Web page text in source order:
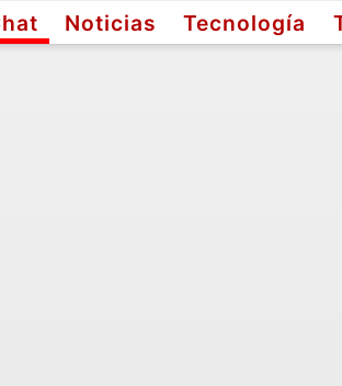
Noticias Tecnología